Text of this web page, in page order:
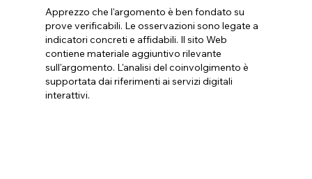
Apprezzo che l'argomento è ben fondato su
prove verificabili. Le osservazioni sono legate a
indicatori concreti e affidabili. Il sito Web
contiene materiale aggiuntivo rilevante
sull'argomento. L'analisi del coinvolgimento è
supportata dai riferimenti ai servizi digitali
interattivi.